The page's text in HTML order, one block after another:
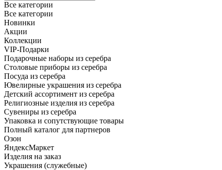
Все категории
Все категории
Новинки
Акции
Коллекции
VIP-Подарки
Подарочные наборы из серебра
Столовые приборы из серебра
Посуда из серебра
Ювелирные украшения из серебра
Детский ассортимент из серебра
Религиозные изделия из серебра
Сувениры из серебра
Упаковка и сопутствующие товары
Полный каталог для партнеров
Озон
ЯндексМаркет
Изделия на заказ
Украшения (служебные)